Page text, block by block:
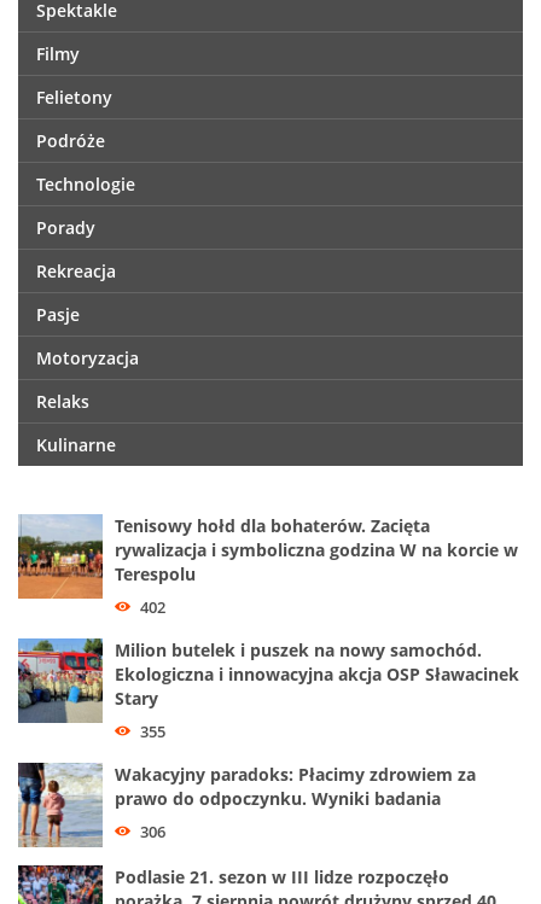
Spektakle
Filmy
Felietony
Podróże
Technologie
Porady
Rekreacja
Pasje
Motoryzacja
Relaks
Kulinarne
Tenisowy hołd dla bohaterów. Zacięta
rywalizacja i symboliczna godzina W na korcie w
Terespolu
402
Milion butelek i puszek na nowy samochód.
Ekologiczna i innowacyjna akcja OSP Sławacinek
Stary
355
Wakacyjny paradoks: Płacimy zdrowiem za
prawo do odpoczynku. Wyniki badania
306
Podlasie 21. sezon w III lidze rozpoczęło